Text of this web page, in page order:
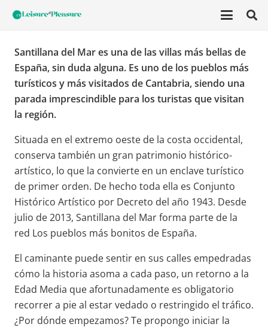
Santillana del Mar es una de las villas más bellas de
España, sin duda alguna. Es uno de los pueblos más
turísticos y más visitados de Cantabria, siendo una
parada imprescindible para los turistas que visitan
la región.
Situada en el extremo oeste de la costa occidental,
conserva también un gran patrimonio histórico-
artístico, lo que la convierte en un enclave turístico
de primer orden. De hecho toda ella es Conjunto
Histórico Artístico por Decreto del año 1943. Desde
julio de 2013, Santillana del Mar forma parte de la
red Los pueblos más bonitos de España.
El caminante puede sentir en sus calles empedradas
cómo la historia asoma a cada paso, un retorno a la
Edad Media que afortunadamente es obligatorio
recorrer a pie al estar vedado o restringido el tráfico.
¿Por dónde empezamos? Te propongo iniciar la